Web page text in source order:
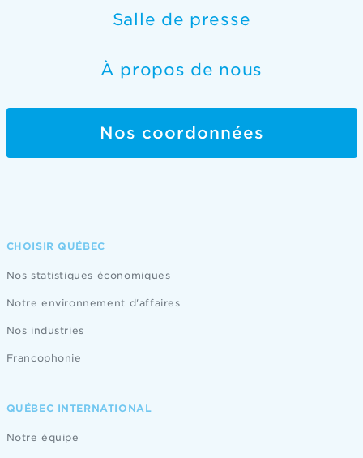
Salle de presse
À propos de nous
Nos coordonnées
CHOISIR QUÉBEC
Nos statistiques économiques
Notre environnement d'affaires
Nos industries
Francophonie
QUÉBEC INTERNATIONAL
Notre équipe